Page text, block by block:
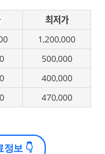
최저가
1,200,000
500,000
400,000
470,000
정보 👇